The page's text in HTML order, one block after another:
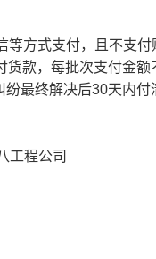
等方式支付，且不支
款，每批次支付金
最终解决后30天内
工程公司